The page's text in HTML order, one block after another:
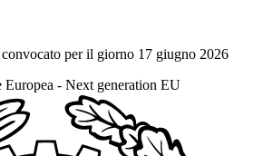
per il giorno 17 giugno 2026